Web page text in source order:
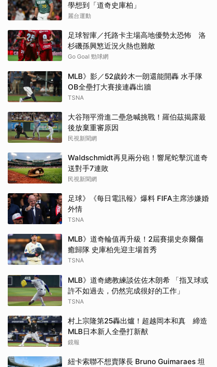
學想到「道奇史庫柏」
麗台運動
足球智庫／托路卡主場高地優勢太恐怖 洛
杉磯孫興慜近況火熱也難敵
Go Goal 勁球網
MLB》影／52歲鈴木一朗還能開轟 水手隊
OB全壘打大賽接連轟出牆
TSNA
大谷翔平滑進二壘急喊挑戰！羅伯茲揭露最
後放棄重審原因
民視新聞網
Waldschmidt再見兩分砲！響尾蛇擊沉道奇
送對手7連敗
民視新聞網
足球》《每日電訊報》爆料 FIFA主席涉嫌婚
外情
TSNA
MLB》道奇輪值再升級！2屆賽揚史奈爾傷
癒歸隊 史庫柏先迎主場首秀
TSNA
MLB》道奇總教練談佐佐木朗希 「指叉球或
許不如過去，仍然完成很好的工作」
TSNA
村上宗隆第25轟出爐！超越岡本和真 締造
MLB日本新人全壘打新猷
鏡報
紐卡索聯不想賣隊長 Bruno Guimaraes 坦